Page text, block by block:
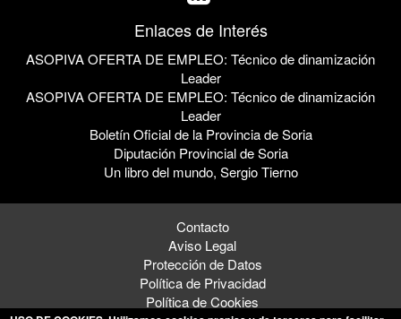
Enlaces de Interés
ASOPIVA OFERTA DE EMPLEO: Técnico de dinamización
Leader
ASOPIVA OFERTA DE EMPLEO: Técnico de dinamización
Leader
Boletín Oficial de la Provincia de Soria
Diputación Provincial de Soria
Un libro del mundo, Sergio Tierno
Contacto
Aviso Legal
Protección de Datos
Política de Privacidad
Política de Cookies